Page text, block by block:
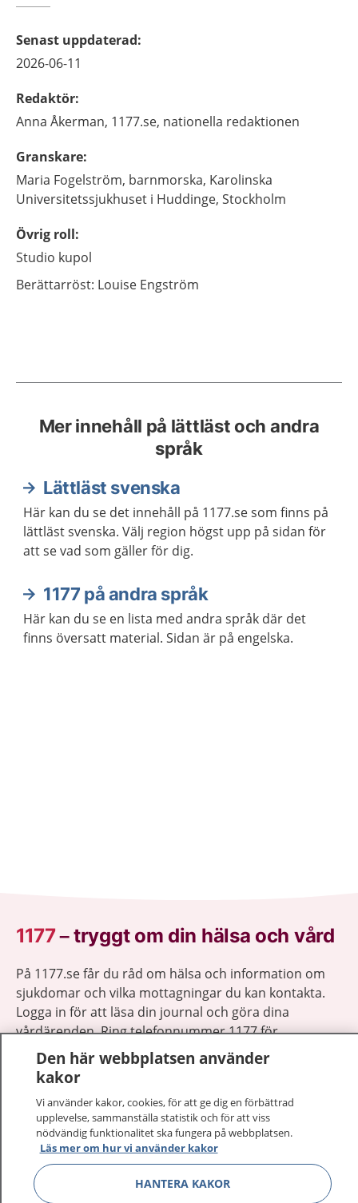
Senast uppdaterad:
2026-06-11
Redaktör:
Anna Åkerman, 1177.se, nationella redaktionen
Granskare:
Maria Fogelström, barnmorska, Karolinska
Universitetssjukhuset i Huddinge, Stockholm
Övrig roll:
Studio kupol
Berättarröst: Louise Engström
Mer innehåll på lättläst och andra
språk
Lättläst svenska
Här kan du se det innehåll på 1177.se som finns på
lättläst svenska. Välj region högst upp på sidan för
att se vad som gäller för dig.
1177 på andra språk
Här kan du se en lista med andra språk där det
finns översatt material. Sidan är på engelska.
1177–tryggt om din hälsa och vård
På 1177.se får du råd om hälsa och information om
sjukdomar och vilka mottagningar du kan kontakta.
Logga in för att läsa din journal och göra dina
vårdärenden. Ring telefonnummer 1177 för
sjukvårdsrådgivning dygnet runt.
1177 ger dig råd när du vill må bättre.
1177 på flera språk Visa
Den här webbplatsen använder
kakor
Vi använder kakor, cookies, för att ge dig en förbättrad
upplevelse, sammanställa statistik och för att viss
nödvändig funktionalitet ska fungera på webbplatsen.
Läs mer om hur vi använder kakor
HANTERA KAKOR